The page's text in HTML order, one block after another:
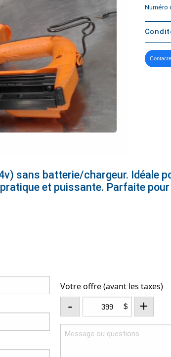
Numéro
sans batterie/chargeur. Idéale
et puissante. Parfaite
Votre offre (avant les taxes)
- $ +